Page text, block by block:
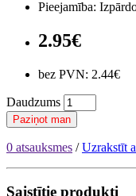
Pieejamība:
2.95€
bez PVN: 2.44€
Daudzums
Paziņot man
0 atsauksmes /Uzrakstīt
Saistītie produkti